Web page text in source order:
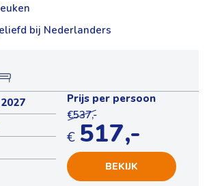
bij Nederlanders
Prijs per persoon
€537,-
€ 517,-
BEKIJK